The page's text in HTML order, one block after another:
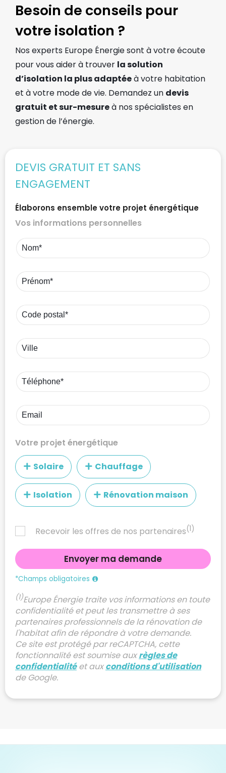
Besoin de conseils pour
votre isolation ?
Nos experts Europe Énergie sont à votre écoute
pour vous aider à trouver la solution
d’isolation la plus adaptéeà votre habitation
et à votre mode de vie. Demandez un devis
gratuit et sur-mesureà nos spécialistes en
gestion de l’énergie.
DEVIS GRATUIT ET SANS
ENGAGEMENT
Élaborons ensemble votre projet énergétique
Vos informations personnelles
Votre projet énergétique
Solaire Chauffage
Isolation Rénovation maison
Recevoir les offres de nos partenaires(1)
*Champs obligatoires
(1)Europe Énergie traite vos informations en toute
confidentialité et peut les transmettre à ses
partenaires professionnels de la rénovation de
l'habitat afin de répondre à votre demande.
Ce site est protégé par reCAPTCHA, cette
fonctionnalité est soumise auxrègles de
confidentialitéet auxconditions d'utilisation
de Google.